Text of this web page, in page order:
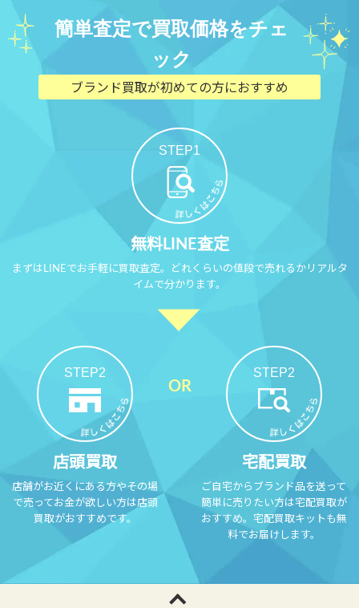
簡単査定で買取価格をチェ
ック
ブランド買取が初めての方におすすめ
STEP1
無料LINE査定
まずはLINEでお手軽に買取査定。どれくらいの値段で売れるかリアルタ
イムで分かります。
STEP2
店頭買取
店舗がお近くにある方やその場
で売ってお金が欲しい方は店頭
買取がおすすめです。
STEP2
宅配買取
ご自宅からブランド品を送って
簡単に売りたい方は宅配買取が
おすすめ。宅配買取キットも無
料でお届けします。